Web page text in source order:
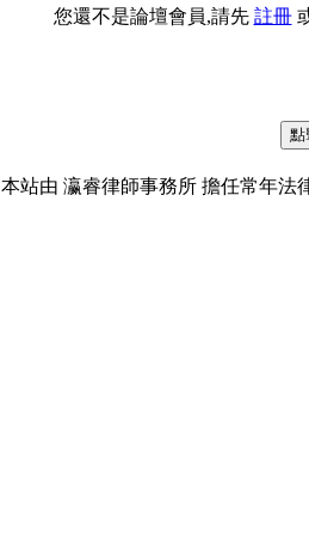
您還不是論壇會員,請先 註冊
本站由 瀛睿律師事務所 擔任常年法